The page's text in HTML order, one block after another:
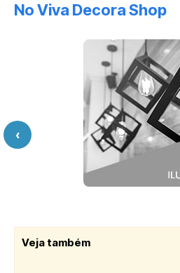
No Viva Decora Shop
‹
Veja também